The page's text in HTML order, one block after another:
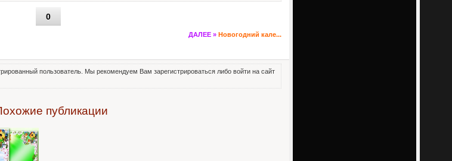
0
ДАЛЕЕ » Новогодний кале...
пользователь. Мы рекомендуем Вам зарегистрироваться либо войти на сайт
публикации